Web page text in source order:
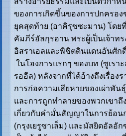
ของการเกิดขึ้นของการปกครอง
ยุคสุดท้าย (อาคิรุซซะมาน) โดย
คัมภีร์อัลกุรอาน พระผู้เป็นเจ้าท
อิสราเอลและพิชิตดินแดนอันศั
ในโองการแรกๆ ของบท (ซูเรา
รออีล) หลังจากที่ได้อ้างถึงเรื่อง
การก่อความเสียหายของเผ่าพัน
และการถูกทำลายของพวกเขาถึ
เกี่ยวกับคำมั่นสัญญาในการย้อ
(กรุงเยรูซาเล็ม) และมัสยิดอัลอั